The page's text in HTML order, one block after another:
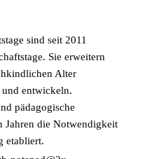
sind seit 2011
Sie erweitern
Alter
entwickeln.
pädagogische
Jahren die Notwendigkeit
etabliert.